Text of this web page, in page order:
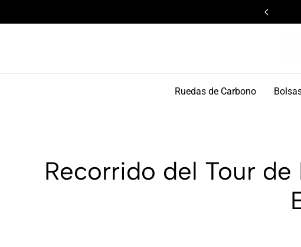
Ruedas de Carbono
Recorrido del Tour